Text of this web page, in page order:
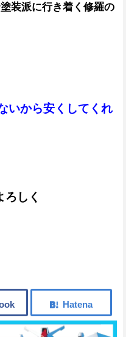
装派に行き着く 修羅の
いから安くしてくれ
ろしく